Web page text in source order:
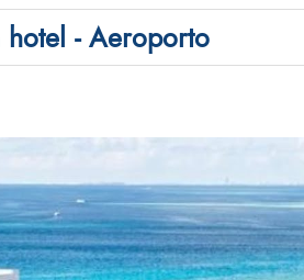
- Aeroporto